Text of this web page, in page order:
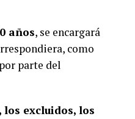
años, se encargará
como
parte del
excluidos, los